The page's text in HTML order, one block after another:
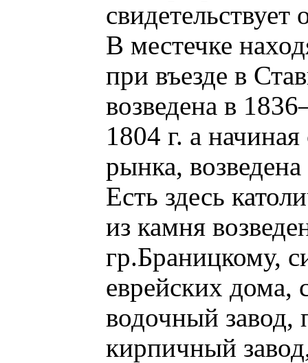
В местечке
при въезде в
возведена в
1804 г. а
рынка,
Есть здесь
из камня
гр.Браницкому,
еврейских дома,
водочный завод,
кирпичный